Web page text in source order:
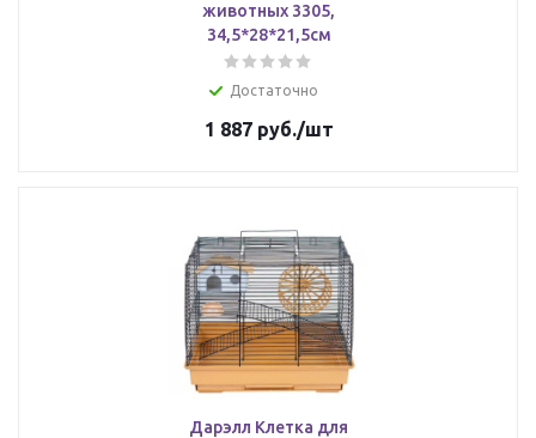
животных 3305,
34,5*28*21,5см
Достаточно
1 887руб./шт
Дарэлл Клетка для